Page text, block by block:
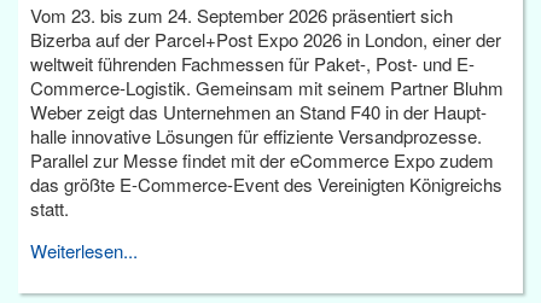
Vom 23. bis zum 24. September 2026 präsentiert sich
Bizerba auf der Parcel+Post Expo 2026 in London, einer der
weltweit führenden Fachmessen für Paket-, Post- und E-
Commerce-Logistik. Gemeinsam mit seinem Partner Bluhm
Weber zeigt das Unternehmen an Stand F40 in der Haupt­
halle innovative Lösungen für effiziente Versandprozesse.
Parallel zur Messe findet mit der eCommerce Expo zudem
das größte E-Commerce-Event des Vereinigten Königreichs
statt.
Weiterlesen...